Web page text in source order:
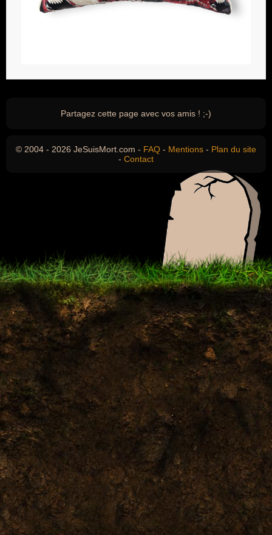
Partagez cette page avec vos amis ! ;-)
© 2004 - 2026 JeSuisMort.com - FAQ - Mentions - Plan du site
- Contact